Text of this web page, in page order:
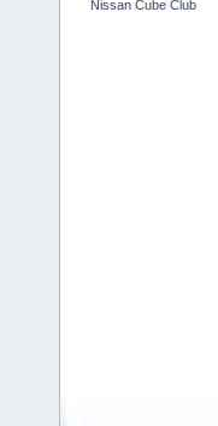
Nissan Cube Club